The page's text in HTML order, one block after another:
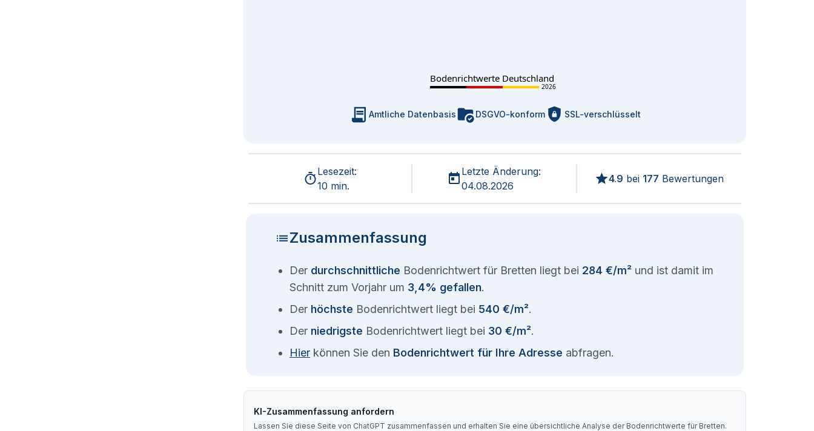
Bodenrichtwerte Deutschland
2026
Amtliche Datenbasis DSGVO-konform SSL-verschlüsselt
Lesezeit:
10 min.
Letzte Änderung:
04.08.2026
4.9 bei 177 Bewertungen
Zusammenfassung
Der durchschnittliche Bodenrichtwert für Bretten liegt bei 284 €/m² und ist damit im
Schnitt zum Vorjahr um 3,4% gefallen.
Der höchste Bodenrichtwert liegt bei 540 €/m².
Der niedrigste Bodenrichtwert liegt bei 30 €/m².
Hier können Sie den Bodenrichtwert für Ihre Adresse abfragen.
KI-Zusammenfassung anfordern
Lassen Sie diese Seite von ChatGPT zusammenfassen und erhalten Sie eine übersichtliche Analyse der Bodenrichtwerte für Bretten.